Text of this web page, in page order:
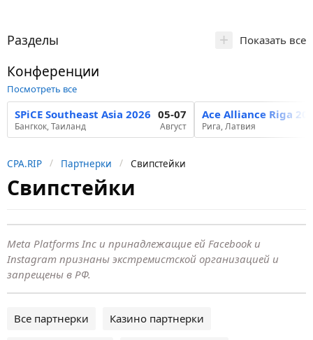
Разделы + Показать все
Конференции
Посмотреть все
SPiCE Southeast Asia 2026
Бангкок, Таиланд
05-07
Август
Ace Alliance Riga
Рига, Латвия
CPA.RIP Партнерки Свипстейки
Свипстейки
Meta Platforms Inc и принадлежащие ей Facebook и
Instagram признаны экстремистской организацией и
запрещены в РФ.
Все партнерки Казино партнерки